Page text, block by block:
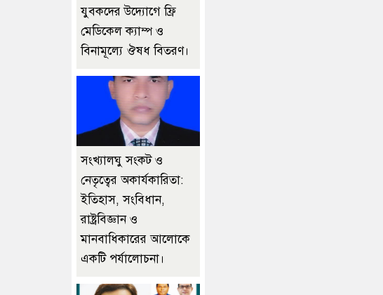
যুবকদের উদ্যোগে ফ্রি
মেডিকেল ক্যাম্প ও
বিনামূল্যে ঔষধ বিতরণ।
সংখ্যালঘু সংকট ও
নেতৃত্বের অকার্যকারিতা:
ইতিহাস, সংবিধান,
রাষ্ট্রবিজ্ঞান ও
মানবাধিকারের আলোকে
একটি পর্যালোচনা।